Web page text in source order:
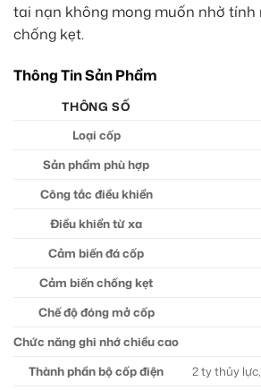
tai nạn không mong muốn nhờ tính
chống kẹt.
Thông Tin Sản Phẩm
THÔNG SỐ
Loại cốp
Sản phẩm phù hợp
Công tắc điều khiển
Điều khiển từ xa
Cảm biến đá cốp
Cảm biến chống kẹt
Chế độ đóng mở cốp
Chức năng ghi nhớ chiều cao
Thành phần bộ cốp điện
2 ty thủy